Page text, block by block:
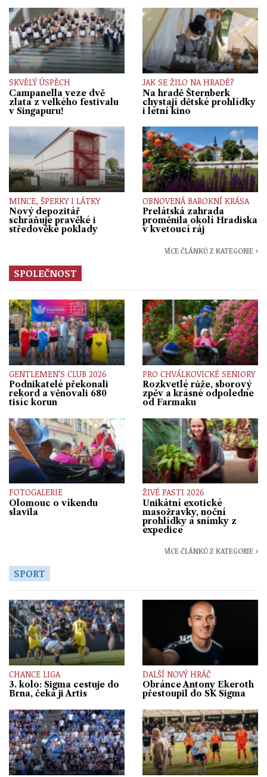
SKVĚLÝ ÚSPĚCH
Campanella veze dvě
zlata z velkého festivalu
v Singapuru!
JAK SE ŽILO NA HRADĚ?
Na hradě Šternberk
chystají dětské prohlídky
i letní kino
MINCE, ŠPERKY I LÁTKY
Nový depozitář
schraňuje pravěké i
středověké poklady
OBNOVENÁ BAROKNÍ KRÁSA
Prelátská zahrada
proměnila okolí Hradiska
v kvetoucí ráj
VÍCE ČLÁNKŮ Z KATEGORIE ›
SPOLEČNOST
GENTLEMEN’S CLUB 2026
Podnikatelé překonali
rekord a věnovali 680
tisíc korun
PRO CHVÁLKOVICKÉ SENIORY
Rozkvetlé růže, sborový
zpěv a krásné odpoledne
od Farmaku
FOTOGALERIE
Olomouc o víkendu
slavila
ŽIVÉ PASTI 2026
Unikátní exotické
masožravky, noční
prohlídky a snímky z
expedice
VÍCE ČLÁNKŮ Z KATEGORIE ›
SPORT
CHANCE LIGA
3. kolo: Sigma cestuje do
Brna, čeká ji Artis
DALŠÍ NOVÝ HRÁČ
Obránce Antony Ekeroth
přestoupil do SK Sigma